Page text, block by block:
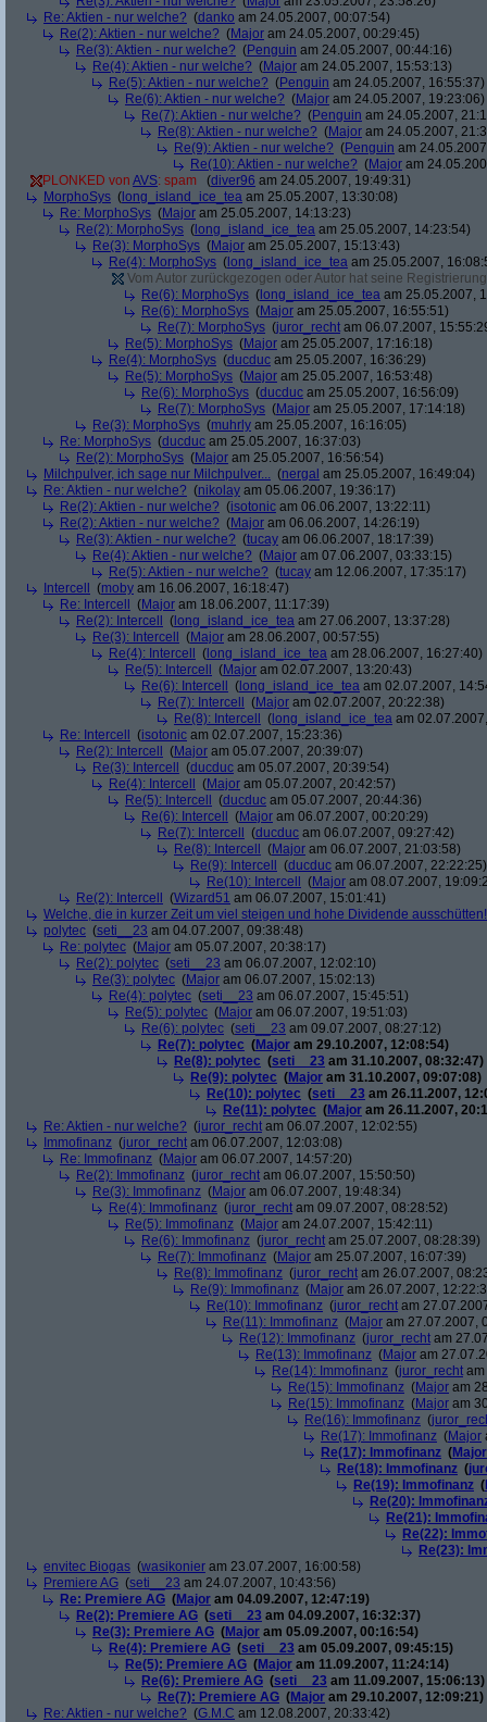
Re: Aktien - nur welche? (danko am 24.05.2007, 00:07:54)
Re(2): Aktien - nur welche? (Major am 24.05.2007, 00:29:45)
Re(3): Aktien - nur welche? (Penguin am 24.05.2007, 00:44:16)
Re(4): Aktien - nur welche? (Major am 24.05.2007, 15:53:13)
Re(5): Aktien - nur welche? (Penguin am 24.05.2007, 16:55:37)
Re(6): Aktien - nur welche? (Major am 24.05.2007, 19:23:06)
Re(7): Aktien - nur welche? (Penguin am 24.05.2007,
Re(8): Aktien - nur welche? (Major am 24.05.2007,
Re(9): Aktien - nur welche? (Penguin am
Re(10): Aktien - nur welche? (Major am
PLONKED von AVS: spam (diver96 am 24.05.2007, 19:49:31)
MorphoSys ( long_island_ice_tea am 25.05.2007, 13:30:08)
Re: MorphoSys (Major am 25.05.2007, 14:13:23)
Re(2): MorphoSys ( long_island_ice_tea am 25.05.2007, 14:23:54)
Re(3): MorphoSys (Major am 25.05.2007, 15:13:43)
Re(4): MorphoSys ( long_island_ice_tea am 25.05.2007,
Vom Autor zurückgezogen oder Autor hat seine
Re(6): MorphoSys ( long_island_ice_tea am 25.05.2007,
Re(6): MorphoSys (Major am 25.05.2007, 16:55:51)
Re(7): MorphoSys (juror_recht am 06.07.2007,
Re(5): MorphoSys (Major am 25.05.2007, 17:16:18)
Re(4): MorphoSys (ducduc am 25.05.2007, 16:36:29)
Re(5): MorphoSys (Major am 25.05.2007, 16:53:48)
Re(6): MorphoSys (ducduc am 25.05.2007, 16:56:09)
Re(7): MorphoSys (Major am 25.05.2007, 17:14:18)
Re(3): MorphoSys (muhrly am 25.05.2007, 16:16:05)
Re: MorphoSys (ducduc am 25.05.2007, 16:37:03)
Re(2): MorphoSys (Major am 25.05.2007, 16:56:54)
Milchpulver, ich sage nur Milchpulver... (nergal am 25.05.2007, 16:49:04)
Re: Aktien - nur welche? (nikolay am 05.06.2007, 19:36:17)
Re(2): Aktien - nur welche? (isotonic am 06.06.2007, 13:22:11)
Re(2): Aktien - nur welche? (Major am 06.06.2007, 14:26:19)
Re(3): Aktien - nur welche? (tucay am 06.06.2007, 18:17:39)
Re(4): Aktien - nur welche? (Major am 07.06.2007, 03:33:15)
Re(5): Aktien - nur welche? (tucay am 12.06.2007, 17:35:17)
Intercell
(moby am 16.06.2007, 16:18:47)
Re: Intercell
(Major am 18.06.2007, 11:17:39)
Re(2): Intercell
( long_island_ice_tea am 27.06.2007, 13:37:28)
Re(3): Intercell
(Major am 28.06.2007, 00:57:55)
Re(4): Intercell
( long_island_ice_tea am 28.06.2007, 16:27:40)
Re(5): Intercell
(Major am 02.07.2007, 13:20:43)
Re(6): Intercell
( long_island_ice_tea am 02.07.2007,
Re(7): Intercell
(Major am 02.07.2007, 20:22:38)
Re(8): Intercell
( long_island_ice_tea am
Re: Intercell
(isotonic am 02.07.2007, 15:23:36)
Re(2): Intercell
(Major am 05.07.2007, 20:39:07)
Re(3): Intercell
(ducduc am 05.07.2007, 20:39:54)
Re(4): Intercell
(Major am 05.07.2007, 20:42:57)
Re(5): Intercell
(ducduc am 05.07.2007, 20:44:36)
Re(6): Intercell
(Major am 06.07.2007, 00:20:29)
Re(7): Intercell
(ducduc am 06.07.2007, 09:27:42)
Re(8): Intercell
(Major am 06.07.2007, 21:03:58)
Re(9): Intercell
(ducduc am 06.07.2007, 22:22:25)
Re(10): Intercell
(Major am 08.07.2007,
Re(2): Intercell
(Wizard51 am 06.07.2007, 15:01:41)
Welche, die in kurzer Zeit um viel steigen und hohe Dividende
polytec (seti__23 am 04.07.2007, 09:38:48)
Re: polytec (Major am 05.07.2007, 20:38:17)
Re(2): polytec (seti__23 am 06.07.2007, 12:02:10)
Re(3): polytec (Major am 06.07.2007, 15:02:13)
Re(4): polytec (seti__23 am 06.07.2007, 15:45:51)
Re(5): polytec (Major am 06.07.2007, 19:51:03)
Re(6): polytec (seti__23 am 09.07.2007, 08:27:12)
Re(7): polytec (Major am 29.10.2007, 12:08:54)
Re(8): polytec (seti__23 am 31.10.2007, 08:32:47)
Re(9): polytec (Major am 31.10.2007, 09:07:08)
Re(10): polytec (seti__23 am 26.11.2007,
Re(11): polytec (Major am 26.11.2007,
Re: Aktien - nur welche? (juror_recht am 06.07.2007, 12:02:55)
Immofinanz (juror_recht am 06.07.2007, 12:03:08)
Re: Immofinanz (Major am 06.07.2007, 14:57:20)
Re(2): Immofinanz (juror_recht am 06.07.2007, 15:50:50)
Re(3): Immofinanz (Major am 06.07.2007, 19:48:34)
Re(4): Immofinanz (juror_recht am 09.07.2007, 08:28:52)
Re(5): Immofinanz (Major am 24.07.2007, 15:42:11)
Re(6): Immofinanz (juror_recht am 25.07.2007, 08:28:39)
Re(7): Immofinanz (Major am 25.07.2007, 16:07:39)
Re(8): Immofinanz (juror_recht am 26.07.2007,
Re(9): Immofinanz (Major am 26.07.2007,
Re(10): Immofinanz (juror_recht am
Re(11): Immofinanz (Major am 27.07.2007,
Re(12): Immofinanz (juror_recht am
Re(13): Immofinanz (Major am
Re(14): Immofinanz (juror_recht
Re(15): Immofinanz (Major am
Re(15): Immofinanz (Major am
Re(16): Immofinanz (
Re(17): Immofinanz (Major
Re(17): Immofinanz (Major
Re(18): Immofinanz (
Re(19): Immofinanz (
Re(20):
Re(21):
Re(22):
Re(23):
envitec Biogas (wasikonier am 23.07.2007, 16:00:58)
Premiere AG (seti__23 am 24.07.2007, 10:43:56)
Re: Premiere AG (Major am 04.09.2007, 12:47:19)
Re(2): Premiere AG (seti__23 am 04.09.2007, 16:32:37)
Re(3): Premiere AG (Major am 05.09.2007, 00:16:54)
Re(4): Premiere AG (seti__23 am 05.09.2007, 09:45:15)
Re(5): Premiere AG (Major am 11.09.2007, 11:24:14)
Re(6): Premiere AG (seti__23 am 11.09.2007, 15:06:13)
Re(7): Premiere AG (Major am 29.10.2007, 12:09:21)
Re: Aktien - nur welche? (G.M.C am 12.08.2007, 20:33:42)